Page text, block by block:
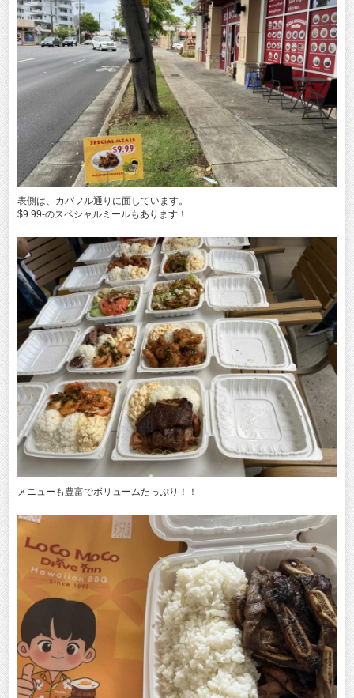
表側は、カパフル通りに面しています。
$9.99‐のスペシャルミールもあります！
メニューも豊富でボリュームたっぷり！！